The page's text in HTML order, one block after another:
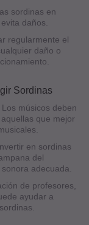
sordinas en
daños.
regularmente el
daño o
Sordinas
músicos deben
que mejor
en sordinas
del
adecuada.
de profesores,
ayudar a